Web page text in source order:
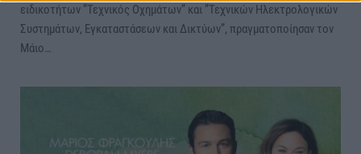
ειδικοτήτων ”Τεχνικός Οχημάτων” και ”Τεχνικών Ηλεκτρολογικών
Συστημάτων, Εγκαταστάσεων και Δικτύων”, πραγματοποίησαν τον
Μάιο…